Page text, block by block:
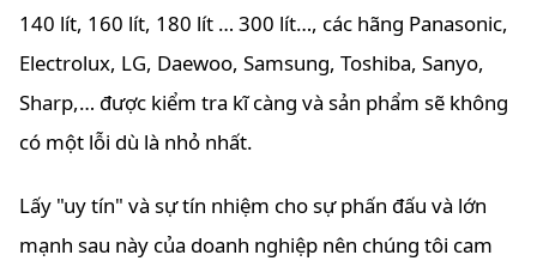
140 lít, 160 lít, 180 lít … 300 lít…, các hãng Panasonic,
Electrolux, LG, Daewoo, Samsung, Toshiba, Sanyo,
Sharp,… được kiểm tra kĩ càng và sản phẩm sẽ không
có một lỗi dù là nhỏ nhất.
Lấy "uy tín" và sự tín nhiệm cho sự phấn đấu và lớn
mạnh sau này của doanh nghiệp nên chúng tôi cam